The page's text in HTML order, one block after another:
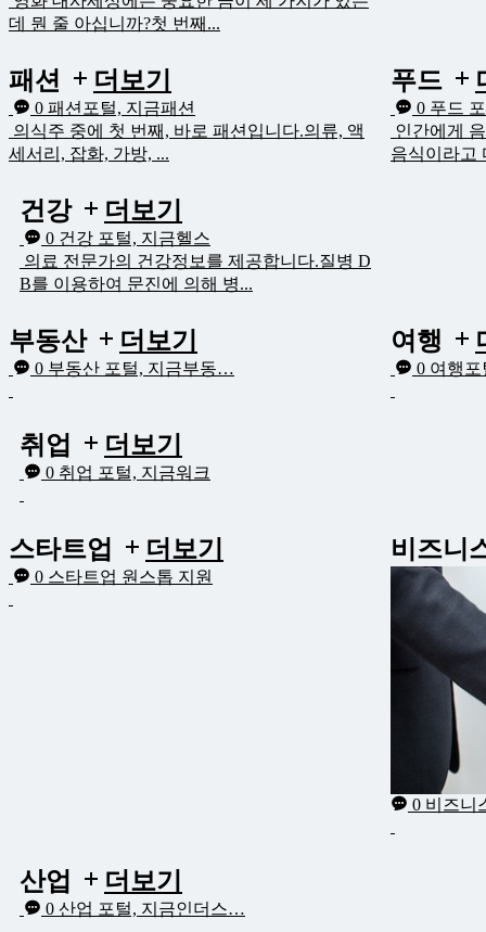
데 뭔 줄 아십니까?첫 번째...
패션 더보기
0 패션포털, 지금패션
의식주 중에 첫 번째, 바로 패션입니다.의류, 액
세서리, 잡화, 가방, ...
푸드
0 푸드
인간에게
음식이라고
건강 더보기
0 건강 포털, 지금헬스
의료 전문가의 건강정보를 제공합니다.질병 D
B를 이용하여 문진에 의해 병...
부동산 더보기
0 부동산 포털, 지금부동…
여행
0 여행
취업 더보기
0 취업 포털, 지금워크
스타트업 더보기
0 스타트업 원스톱 지원
비즈니
0 비즈니
산업 더보기
0 산업 포털, 지금인더스…